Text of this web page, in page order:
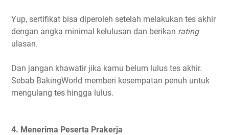
Yup, sertifikat bisa diperoleh setelah melakukan tes akhir
dengan angka minimal kelulusan dan berikan rating
ulasan.
Dan jangan khawatir jika kamu belum lulus tes akhir.
Sebab BakingWorld memberi kesempatan penuh untuk
mengulang tes hingga lulus.
4. Menerima Peserta Prakerja